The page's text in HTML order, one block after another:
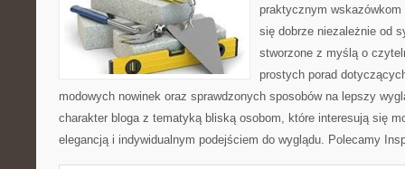
praktycznym
się dobrze niezależnie od
stworzone z myślą o
prostych porad
modowych nowinek oraz sprawdzonych sposobów na lepszy
charakter bloga z tematyką bliską osobom, które interesują się
elegancją i indywidualnym podejściem do wyglądu. Polecamy